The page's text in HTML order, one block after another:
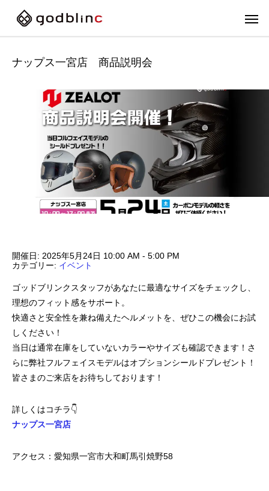
FULL-FACE
ナップス一宮店 商品説明会
開催日: 2025年5月24日 10:00 AM - 5:00 PM
カテゴリー: イベント
ゴッドブリンクスタッフがあなたに最適なサイズをチェックし、
理想のフィット感をサポート。
快適さと安全性を兼ね備えたヘルメットを、ぜひこの機会にお試
しください！
当日は通常在庫をしていないカラーやサイズも確認できます！さ
らに弊社フルフェイスモデルはオプションシールドプレゼント！
皆さまのご来店をお待ちしております！
詳しくはコチラ👇
ナップス一宮店
アクセス：愛知県一宮市大和町馬引焼野58